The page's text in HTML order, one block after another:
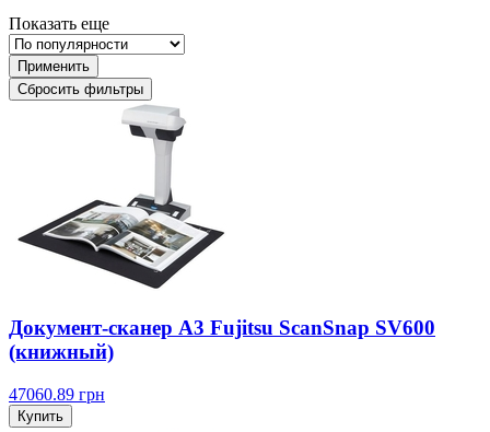
Показать еще
Применить
Сбросить фильтры
Документ-сканер A3 Fujitsu ScanSnap SV600
(книжный)
47060.89 грн
Купить